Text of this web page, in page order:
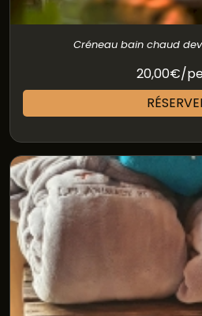
Créneau bain chaud
20,00€/